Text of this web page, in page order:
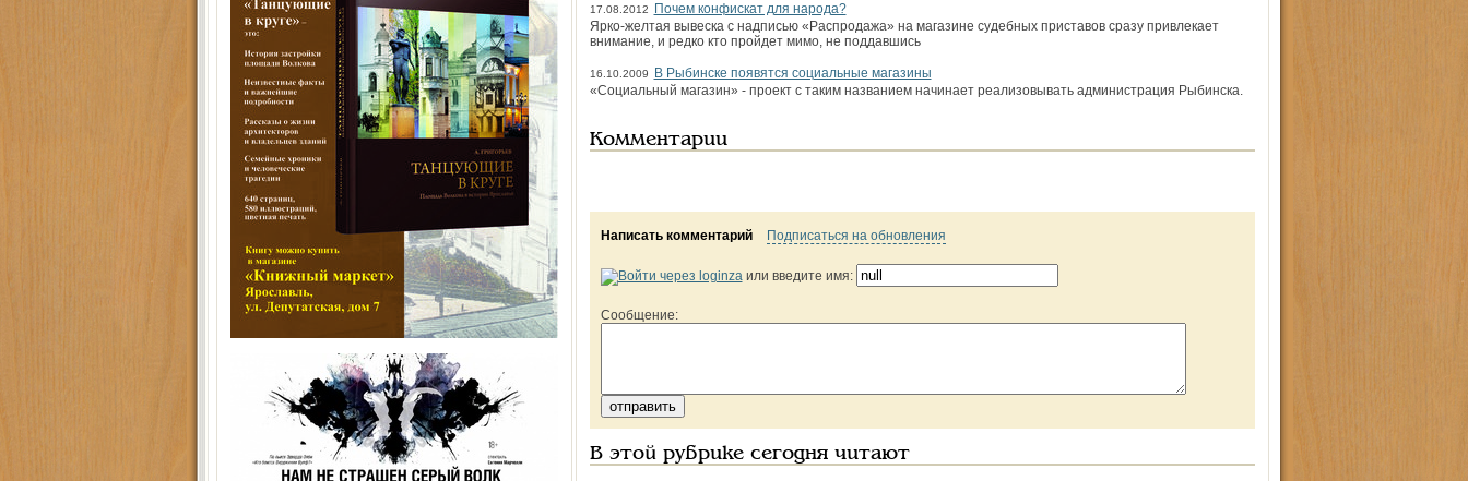
17.08.2012
Почем конфискат для народа?
Ярко-желтая вывеска с надписью «Распродажа» на магазине судебных приставов сразу привлекает
внимание, и редко кто пройдет мимо, не поддавшись
16.10.2009
В Рыбинске появятся социальные магазины
«Социальный магазин» - проект с таким названием начинает реализовывать администрация Рыбинска.
Комментарии
Написать комментарий Подписаться на обновления
или введите имя:
Сообщение:
В этой рубрике сегодня читают